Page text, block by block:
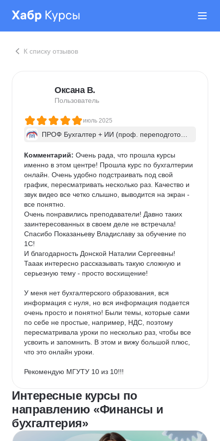
К списку отзывов
Оксана В.
Пользователь
июль 2025
ПРОФ Бухгалтер + ИИ (проф. переподготовк
Комментарий: Очень рада, что прошла курсы
именно в этом центре! Прошла курс по бухгалтерии
онлайн. Очень удобно подстраивать под свой
график, пересматривать несколько раз. Качество и
звук видео все четко слышно, выводится на экран -
все понятно.
Очень понравились преподаватели! Давно таких
заинтересованных в своем деле не встречала!
Спасибо Показаньеву Владиславу за обучение по
1С!
И благодарность Донской Наталии Сергеевны!
Тааак интересно рассказывать такую сложную и
серьезную тему - просто восхищение!
У меня нет бухгалтерского образования, вся
информация с нуля, но вся информация подается
очень просто и понятно! Были темы, которые сами
по себе не простые, например, НДС, поэтому
пересматривала уроки по несколько раз, чтобы все
усвоить и запомнить. В этом и вижу большой плюс,
что это онлайн уроки.
Рекомендую МГУТУ 10 из 10!!!
Интересные курсы по
направлению «Финансы и
бухгалтерия»